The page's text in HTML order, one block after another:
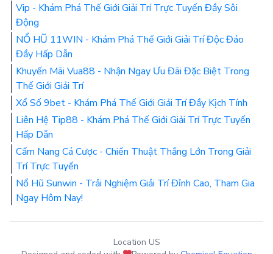
Vip - Khám Phá Thế Giới Giải Trí Trực Tuyến Đầy Sôi
Động
NỔ HŨ 11WIN - Khám Phá Thế Giới Giải Trí Độc Đáo
Đầy Hấp Dẫn
Khuyến Mãi Vua88 - Nhận Ngay Ưu Đãi Đặc Biệt Trong
Thế Giới Giải Trí
Xổ Số 9bet - Khám Phá Thế Giới Giải Trí Đầy Kịch Tính
Liên Hệ Tip88 - Khám Phá Thế Giới Giải Trí Trực Tuyến
Hấp Dẫn
Cẩm Nang Cá Cược - Chiến Thuật Thắng Lớn Trong Giải
Trí Trực Tuyến
Nổ Hũ Sunwin - Trải Nghiệm Giải Trí Đỉnh Cao, Tham Gia
Ngay Hôm Nay!
Location US